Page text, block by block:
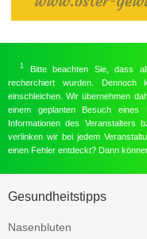
1 Bitte beachten Sie, dass
recherchiert wurden. Dennoch
einschleichen. Wir übernehmen
einem geplanten Besuch eines
Informationen des Veranstalters
verlinken wir bei jedem
einen Fehler entdeckt? Dann
Gesundheitstipps
Nasenbluten